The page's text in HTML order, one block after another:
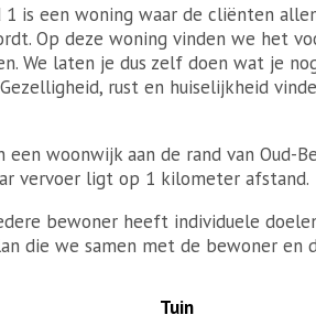
is een woning waar de cliënten
Op deze woning vinden we het
We laten je dus zelf doen wat je
rust en huiselijkheid
een woonwijk aan de rand van Oud-
vervoer ligt op 1 kilometer afstand.
bewoner heeft individuele
die we samen met de bewoner en
Tuin